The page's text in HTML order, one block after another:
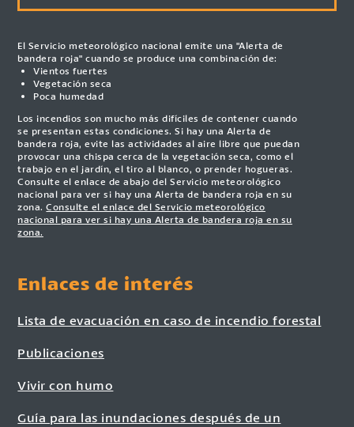
El Servicio meteorológico nacional emite una "Alerta de
bandera roja" cuando se produce una combinación de:
Vientos fuertes
Vegetación seca
Poca humedad
Los incendios son mucho más difíciles de contener cuando
se presentan estas condiciones. Si hay una Alerta de
bandera roja, evite las actividades al aire libre que puedan
provocar una chispa cerca de la vegetación seca, como el
trabajo en el jardín, el tiro al blanco, o prender hogueras.
Consulte el enlace de abajo del Servicio meteorológico
nacional para ver si hay una Alerta de bandera roja en su
zona.Consulte el enlace del Servicio meteorológico
nacional para ver si hay una Alerta de bandera roja en su
zona.
Enlaces de interés
Lista de evacuación en caso de incendio forestal
Publicaciones
Vivir con humo
Guía para las inundaciones después de un